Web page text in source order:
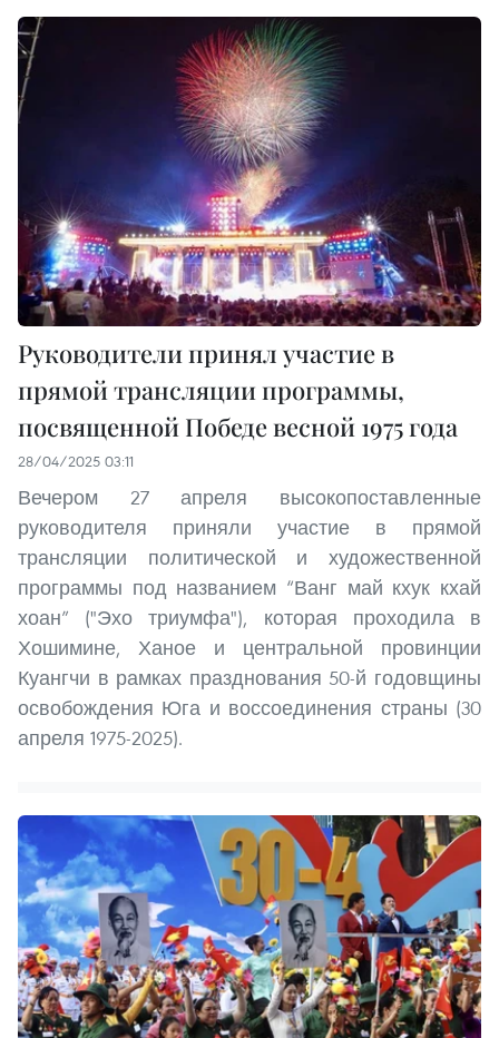
Руководители принял участие в
прямой трансляции программы,
посвященной Победе весной 1975 года
28/04/2025 03:11
Вечером 27 апреля высокопоставленные
руководителя приняли участие в прямой
трансляции политической и художественной
программы под названием “Ванг май кхук кхай
хоан” ("Эхо триумфа"), которая проходила в
Хошимине, Ханое и центральной провинции
Куангчи в рамках празднования 50-й годовщины
освобождения Юга и воссоединения страны (30
апреля 1975-2025).